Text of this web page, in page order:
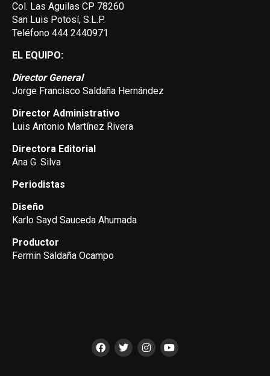
Col. Las Aguilas CP 78260
San Luis Potosí, S.L.P.
Teléfono 444 2440971
EL EQUIPO:
Director General
Jorge Francisco Saldaña Hernández
Director Administrativo
Luis Antonio Martínez Rivera
Directora Editorial
Ana G. Silva
Periodistas
Diseño
Karlo Sayd Sauceda Ahumada
Productor
Fermin Saldaña Ocampo